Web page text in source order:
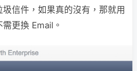
信件，如果真的沒有，那就用
更換 Email。